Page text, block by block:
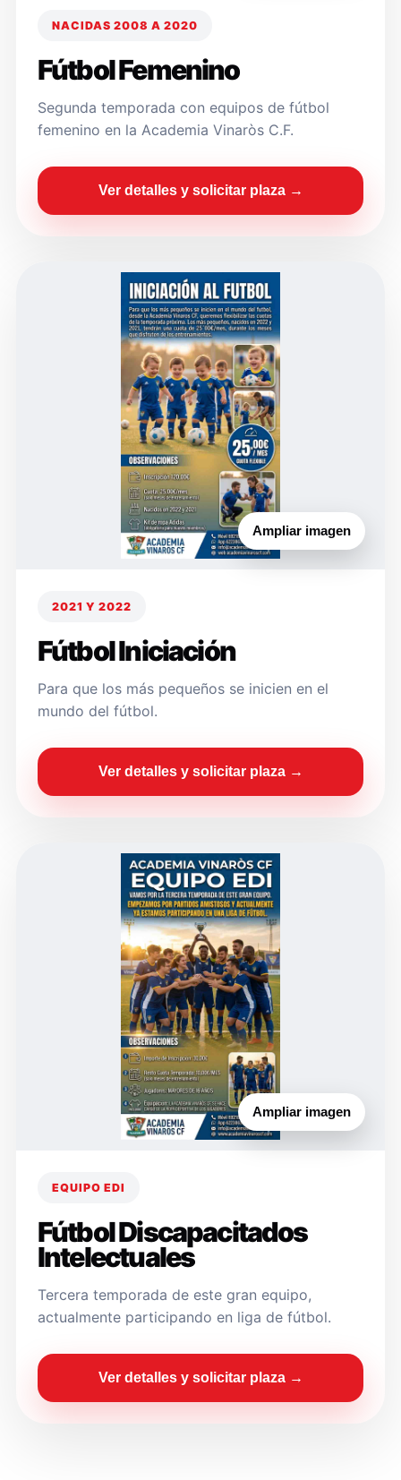
NACIDAS 2008 A 2020
Fútbol Femenino
Segunda temporada con equipos de fútbol
femenino en la Academia Vinaròs C.F.
Ver detalles y solicitar plaza →
Ampliar imagen
2021 Y 2022
Fútbol Iniciación
Para que los más pequeños se inicien en el
mundo del fútbol.
Ver detalles y solicitar plaza →
Ampliar imagen
EQUIPO EDI
Fútbol Discapacitados
Intelectuales
Tercera temporada de este gran equipo,
actualmente participando en liga de fútbol.
Ver detalles y solicitar plaza →